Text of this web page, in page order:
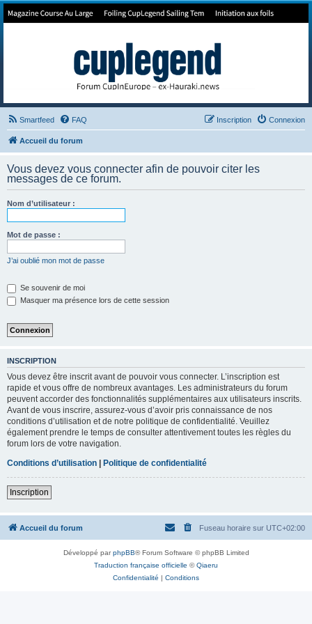
Forum de Cup In Europe
Smartfeed FAQ Connexion
Inscription
Accueil du forum
Vous devez vous connecter afin de pouvoir citer les
messages de ce forum.
Nom d’utilisateur :
Mot de passe :
J’ai oublié mon mot de passe
Se souvenir de moi
Masquer ma présence lors de cette session
INSCRIPTION
Vous devez être inscrit avant de pouvoir vous connecter. L’inscription est
rapide et vous offre de nombreux avantages. Les administrateurs du forum
peuvent accorder des fonctionnalités supplémentaires aux utilisateurs inscrits.
Avant de vous inscrire, assurez-vous d’avoir pris connaissance de nos
conditions d’utilisation et de notre politique de confidentialité. Veuillez
également prendre le temps de consulter attentivement toutes les règles du
forum lors de votre navigation.
Conditions d’utilisation
Politique de confidentialité
Inscription
Accueil du forum Fuseau horaire sur UTC+02:00
Développé parphpBB® Forum Software © phpBB Limited
Traduction française officielle ©Qiaeru
Confidentialité | Conditions